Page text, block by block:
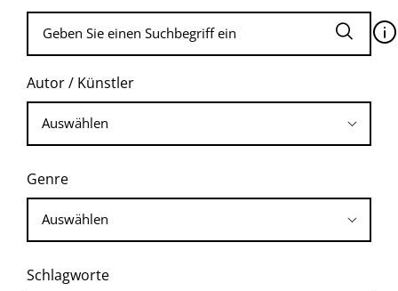
🛈
Autor / Künstler
Genre
Schlagworte